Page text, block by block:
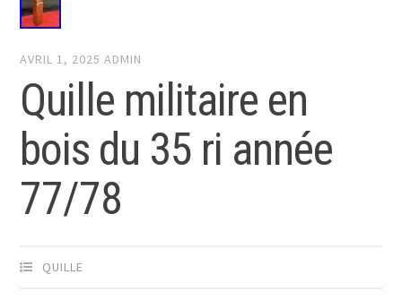
AVRIL 1, 2025 ADMIN
Quille militaire en
bois du 35 ri année
77/78
QUILLE